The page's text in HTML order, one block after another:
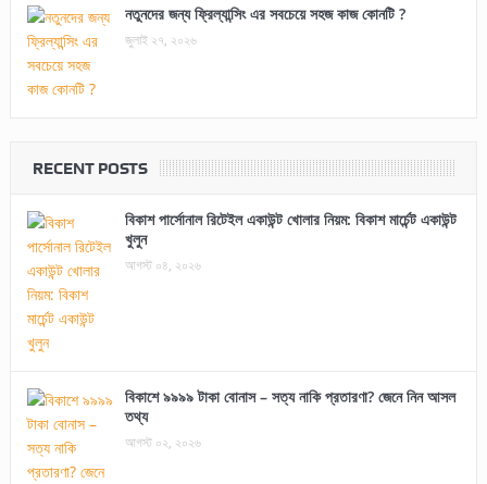
নতুনদের জন্য ফ্রিল্যান্সিং এর সবচেয়ে সহজ কাজ কোনটি ?
জুলাই ২৭, ২০২৬
RECENT POSTS
বিকাশ পার্সোনাল রিটেইল একাউন্ট খোলার নিয়ম: বিকাশ মার্চেন্ট একাউন্ট
খুলুন
আগস্ট ০৪, ২০২৬
বিকাশে ৯৯৯৯ টাকা বোনাস – সত্য নাকি প্রতারণা? জেনে নিন আসল
তথ্য
আগস্ট ০২, ২০২৬